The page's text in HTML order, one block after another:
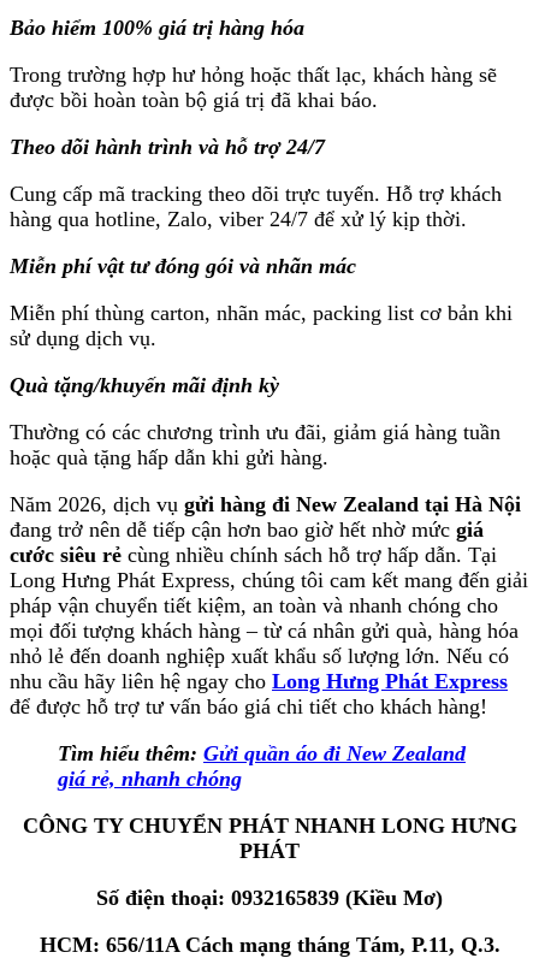
Bảo hiểm 100% giá trị hàng hóa
Trong trường hợp hư hỏng hoặc thất lạc, khách hàng sẽ
được bồi hoàn toàn bộ giá trị đã khai báo.
Theo dõi hành trình và hỗ trợ 24/7
Cung cấp mã tracking theo dõi trực tuyến. Hỗ trợ khách
hàng qua hotline, Zalo, viber 24/7 để xử lý kịp thời.
Miễn phí vật tư đóng gói và nhãn mác
Miễn phí thùng carton, nhãn mác, packing list cơ bản khi
sử dụng dịch vụ.
Quà tặng/khuyến mãi định kỳ
Thường có các chương trình ưu đãi, giảm giá hàng tuần
hoặc quà tặng hấp dẫn khi gửi hàng.
Năm 2026, dịch vụ gửi hàng đi New Zealand tại Hà Nội
đang trở nên dễ tiếp cận hơn bao giờ hết nhờ mức giá
cước siêu rẻ cùng nhiều chính sách hỗ trợ hấp dẫn. Tại
Long Hưng Phát Express, chúng tôi cam kết mang đến giải
pháp vận chuyển tiết kiệm, an toàn và nhanh chóng cho
mọi đối tượng khách hàng – từ cá nhân gửi quà, hàng hóa
nhỏ lẻ đến doanh nghiệp xuất khẩu số lượng lớn. Nếu có
nhu cầu hãy liên hệ ngay cho Long Hưng Phát Express
để được hỗ trợ tư vấn báo giá chi tiết cho khách hàng!
Tìm hiểu thêm: Gửi quần áo đi New Zealand
giá rẻ, nhanh chóng
CÔNG TY CHUYỂN PHÁT NHANH LONG HƯNG
PHÁT
Số điện thoại: 0932165839 (Kiều Mơ)
HCM: 656/11A Cách mạng tháng Tám, P.11, Q.3.